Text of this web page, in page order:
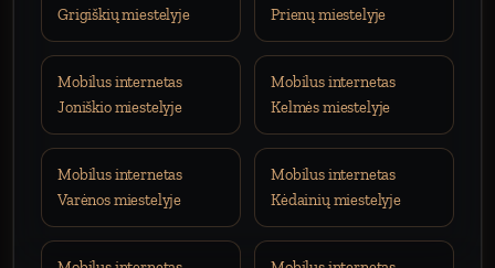
Grigiškių miestelyje
Prienų miestelyje
Mobilus internetas
Joniškio miestelyje
Mobilus internetas
Kelmės miestelyje
Mobilus internetas
Varėnos miestelyje
Mobilus internetas
Kėdainių miestelyje